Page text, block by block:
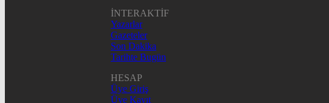
İNTERAKTİF
Yazarlar
Gazeteler
Son Dakika
Tarihte Bugün
HESAP
Üye Giriş
Üye Kayıt